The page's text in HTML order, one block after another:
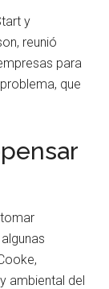
y
reunió
para
que
ambiental del